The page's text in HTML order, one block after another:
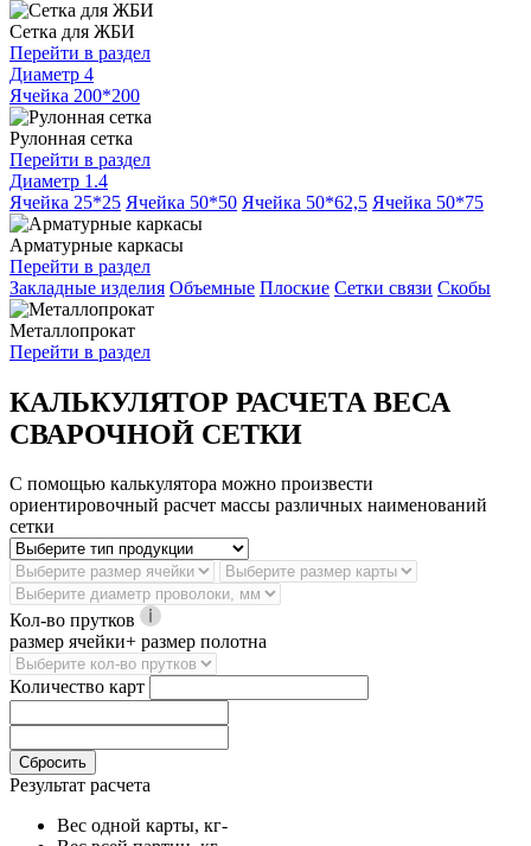
Сетка для ЖБИ
Перейти в раздел
Диаметр 4
Ячейка 200*200
Рулонная сетка
Перейти в раздел
Диаметр 1.4
Ячейка 25*25 Ячейка 50*50 Ячейка 50*62,5 Ячейка 50*75
Арматурные каркасы
Перейти в раздел
Закладные изделия Объемные Плоские Сетки связи Скобы
Металлопрокат
Перейти в раздел
КАЛЬКУЛЯТОР РАСЧЕТА ВЕСА
СВАРОЧНОЙ СЕТКИ
С помощью калькулятора можно произвести
ориентировочный расчет массы различных наименований
сетки
Кол-во прутков
размер ячейки+ размер полотна
Количество карт
Сбросить
Результат расчета
Вес одной карты, кг-